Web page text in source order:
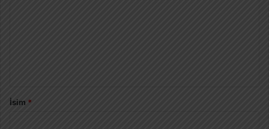
İsim *